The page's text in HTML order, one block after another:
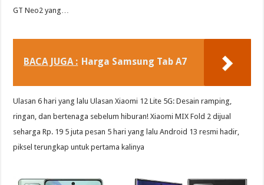
GT Neo2 yang…
BACA JUGA : Harga Samsung Tab A7
Ulasan 6 hari yang lalu Ulasan Xiaomi 12 Lite 5G: Desain ramping,
ringan, dan bertenaga sebelum hiburan! Xiaomi MIX Fold 2 dijual
seharga Rp. 19 5 juta pesan 5 hari yang lalu Android 13 resmi hadir,
piksel terungkap untuk pertama kalinya